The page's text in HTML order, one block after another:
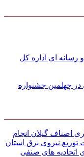
ای اداره کل
در چهلمین جشنواره
اصناف گیلان انجام
نیروی برق استان
اتحادیه های صنفی